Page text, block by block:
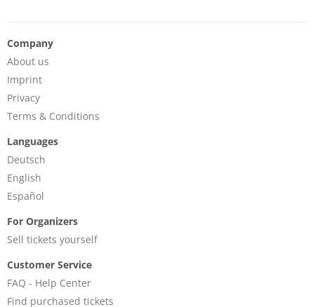
Company
About us
Imprint
Privacy
Terms & Conditions
Languages
Deutsch
English
Español
For Organizers
Sell tickets yourself
Customer Service
FAQ - Help Center
Find purchased tickets